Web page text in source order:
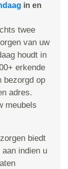
in en
twee
van uw
houdt in
erkende
bezorgd op
adres.
meubels
biedt
indien u